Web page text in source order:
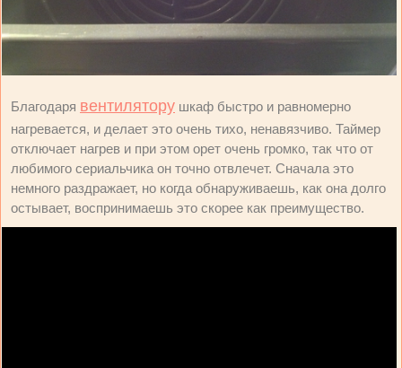
Благодаря вентилятору шкаф быстро и равномерно
нагревается, и делает это очень тихо, ненавязчиво. Таймер
отключает нагрев и при этом орет очень громко, так что от
любимого сериальчика он точно отвлечет. Сначала это
немного раздражает, но когда обнаруживаешь, как она долго
остывает, воспринимаешь это скорее как преимущество.